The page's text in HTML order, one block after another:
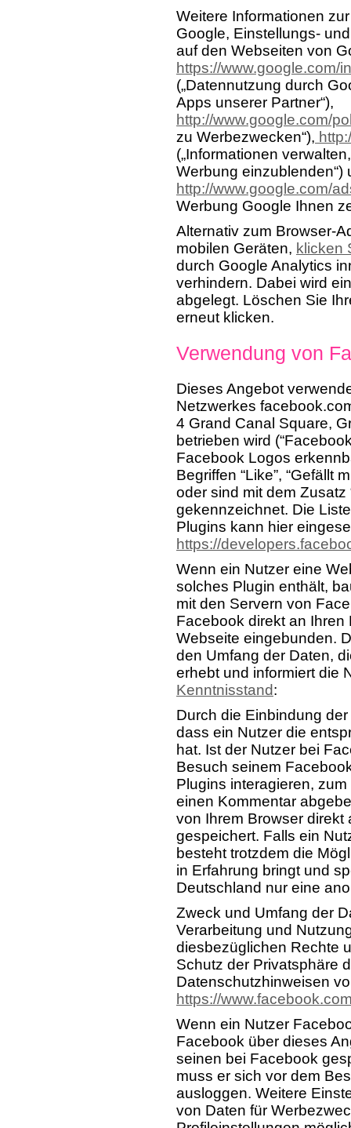
Weitere Informationen
Google, Einstellungs-
auf den Webseiten von
https://www.google.com/
(„Datennutzung durch
Apps unserer Partner“),
http://www.google.com/
zu Werbezwecken“),
(„Informationen
Werbung einzublenden“)
http://www.google.com/
Werbung Google Ihnen
Alternativ zum Browser-
mobilen Geräten, klicken
durch Google Analytics
verhindern. Dabei wird
abgelegt. Löschen Sie
erneut klicken.
Verwendung von
Dieses Angebot
Netzwerkes
4 Grand Canal Square,
betrieben wird
Facebook Logos
Begriffen “Like”, “Gefällt
oder sind mit dem Zusatz
gekennzeichnet. Die
Plugins kann hier
https://
Wenn ein Nutzer eine
solches Plugin enthält,
mit den Servern von
Facebook direkt an Ihren
Webseite eingebunden.
den Umfang der Daten,
erhebt und informiert die
Kenntnisstand:
Durch die Einbindung
dass ein Nutzer die
hat. Ist der Nutzer bei
Besuch seinem
Plugins interagieren,
einen Kommentar
von Ihrem Browser
gespeichert. Falls ein
besteht trotzdem die
in Erfahrung bringt und
Deutschland nur eine
Zweck und Umfang der
Verarbeitung und
diesbezüglichen Rechte
Schutz der Privatsphäre
Datenschutzhinweisen
https://
Wenn ein Nutzer
Facebook über dieses
seinen bei Facebook
muss er sich vor dem
ausloggen. Weitere
von Daten für